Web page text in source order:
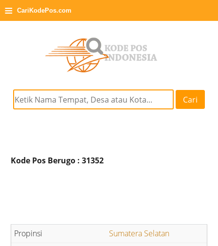
≡ CariKodePos.com
Cari
Kode Pos Berugo : 31352
Sumatera Selatan